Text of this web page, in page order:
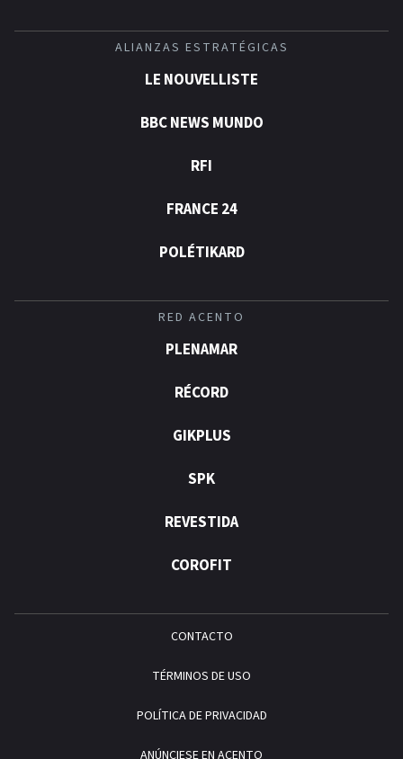
ALIANZAS ESTRATÉGICAS
LE NOUVELLISTE
BBC NEWS MUNDO
RFI
FRANCE 24
POLÉTIKARD
RED ACENTO
PLENAMAR
RÉCORD
GIKPLUS
SPK
REVESTIDA
COROFIT
CONTACTO
TÉRMINOS DE USO
POLÍTICA DE PRIVACIDAD
ANÚNCIESE EN ACENTO